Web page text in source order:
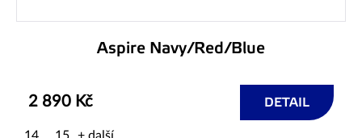
Aspire Navy/Red/Blue
2 890 Kč DETAIL